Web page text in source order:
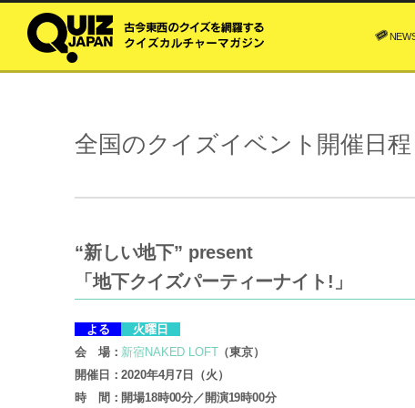
全国のクイズイベント開催日
“新しい地下” present
「地下クイズパーティーナイト!」
よる
火曜日
会 場： 新宿NAKED LOFT（東京）
開催日：2020年4月7日（火）
時 間：開場18時00分／開演19時00分